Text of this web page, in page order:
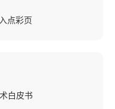
点彩页
白皮书